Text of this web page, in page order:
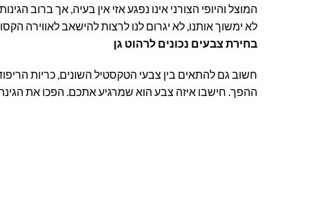
המוצל והיופי הצורני אינו נפגע אזי אין בעיה, אך ברוב
לא ימשוך אותנו, לא יגרום לנו לרצות להישאב לאווירה
בחירת צבעים נכונים לרהוט גן
חשוב גם להתאים בין צבעי הטקסטיל השונים, כריות
ההפך. חישבו איזה צבע הוא שמרגיע אתכם. הפכו את